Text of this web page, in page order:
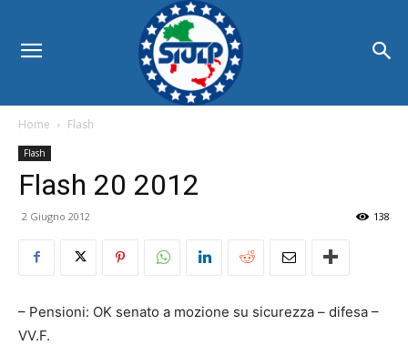
Home Flash
Flash
Flash 20 2012
2 Giugno 2012 138
– Pensioni: OK senato a mozione su sicurezza – difesa –
VV.F.